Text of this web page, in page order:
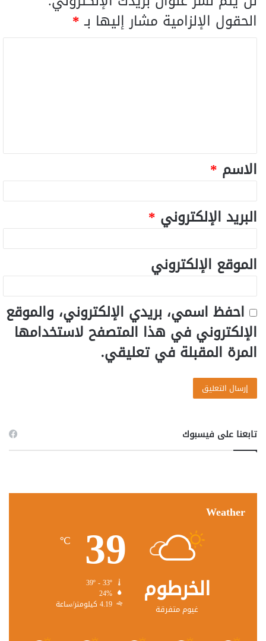
الحقول الإلزامية مشار إليها بـ*
الاسم *
البريد الإلكتروني *
الموقع الإلكتروني
احفظ اسمي، بريدي الإلكتروني، والموقع
الإلكتروني في هذا المتصفح لاستخدامها
المرة المقبلة في تعليقي.
تابعنا على فيسبوك
Weather
الخرطوم
غيوم متفرقة
39
℃
24%
4.19 كيلومتر/ساعة